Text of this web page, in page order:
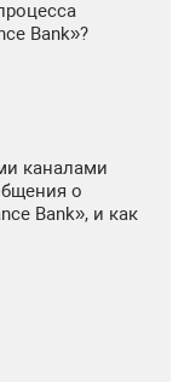
Bank»?
каналами
о
Bank», и как